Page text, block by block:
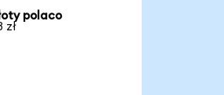
polaco
zł